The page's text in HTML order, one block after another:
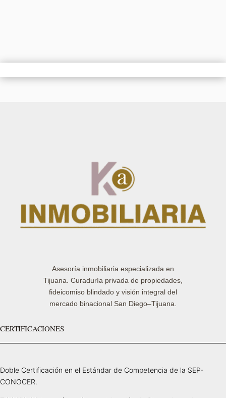
Asesoría inmobiliaria especializada en
Tijuana. Curaduría privada de propiedades,
fideicomiso blindado y visión integral del
mercado binacional San Diego–Tijuana.
CERTIFICACIONES
Doble Certificación en el Estándar de Competencia de la SEP-
CONOCER.